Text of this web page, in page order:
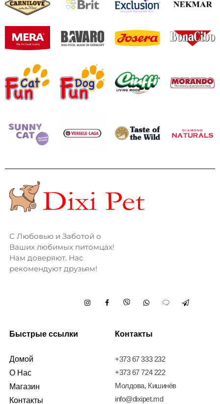
С Любовью и Заботой о
Ваших любимых питомцах!
Нам доверяют. Нас
рекомендуют друзьям!
Быстрые ссылки
Домой
О Нас
Магазин
Контакты
Контакты
+373 67 333 232
+373 67 724 222
Молдова, Кишинёв
info@dixipet.md